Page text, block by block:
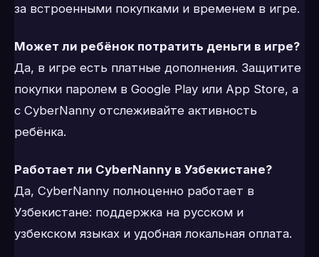
за встроенными покупками и временем в игре.
Может ли ребёнок потратить деньги в игре?
Да, в игре есть платные дополнения. Защитите
покупки паролем в Google Play или App Store, а
с CyberNanny отслеживайте активность
ребёнка.
Работает ли CyberNanny в Узбекистане?
Да, CyberNanny полноценно работает в
Узбекистане: поддержка на русском и
узбекском языках и удобная локальная оплата.